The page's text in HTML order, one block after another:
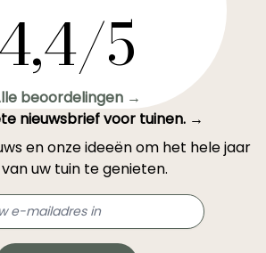
4,4/5
beoordelingen →
nieuwsbrief voor tuinen. →
en onze ideeën om het hele jaar
uw tuin te genieten.